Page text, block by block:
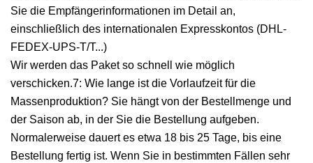
Sie die Empfängerinformationen im Detail an,
einschließlich des internationalen Expresskontos (DHL-
FEDEX-UPS-T/T...)
Wir werden das Paket so schnell wie möglich
verschicken.7: Wie lange ist die Vorlaufzeit für die
Massenproduktion? Sie hängt von der Bestellmenge und
der Saison ab, in der Sie die Bestellung aufgeben.
Normalerweise dauert es etwa 18 bis 25 Tage, bis eine
Bestellung fertig ist. Wenn Sie in bestimmten Fällen sehr